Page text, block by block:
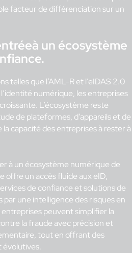
facteur de différenciation sur un
un écosystème
telles que l’AML-R et l’eIDAS 2.0
numérique, les entreprises
L’écosystème reste
de plateformes, d’appareils et de
capacité des entreprises à rester à
à un écosystème numérique de
un accès fluide aux eID,
de confiance et solutions de
une intelligence des risques en
peuvent simplifier la
la fraude avec précision et
tout en offrant des
évolutives.